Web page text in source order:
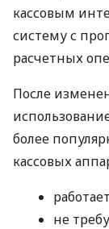
кассовым
систему с
расчетных
После
более
кассовых
не